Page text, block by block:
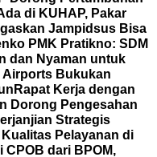
di KUHAP, Pakar
Jampidsus Bisa
PMK Pratikno: SDM
dan Nyaman untuk
Airports Bukukan
Rapat Kerja dengan
Dorong Pengesahan
Strategis
Pelayanan di
dari BPOM,